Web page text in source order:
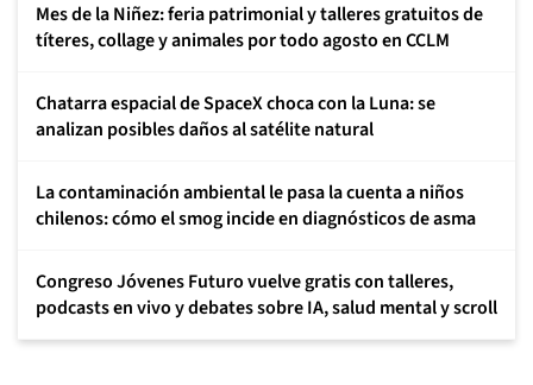
Mes de la Niñez: feria patrimonial y talleres gratuitos de
títeres, collage y animales por todo agosto en CCLM
Chatarra espacial de SpaceX choca con la Luna: se
analizan posibles daños al satélite natural
La contaminación ambiental le pasa la cuenta a niños
chilenos: cómo el smog incide en diagnósticos de asma
Congreso Jóvenes Futuro vuelve gratis con talleres,
podcasts en vivo y debates sobre IA, salud mental y scroll